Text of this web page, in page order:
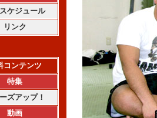
ケジュール
リンク
コンテンツ
特集
ズアップ！
動画